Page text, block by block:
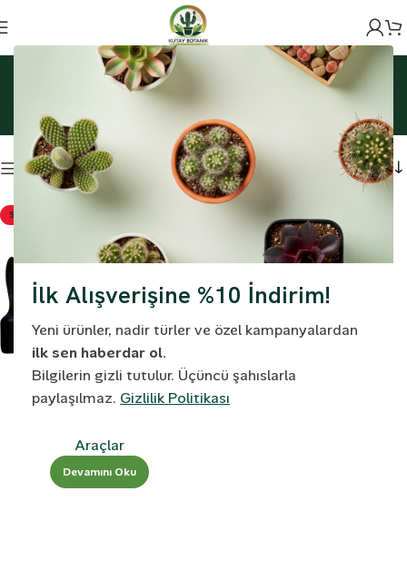
İlk Alışverişine %10 İndirim!
Yeni ürünler, nadir türler ve özel kampanyalardan
ilk sen haberdar ol.
Bilgilerin gizli tutulur. Üçüncü şahıslarla
paylaşılmaz. Gizlilik Politikası
Ürünler “Kaktüs Ekim Seti” olarak etiketlendi
Kaktüs Ekim Seti
Filtreleme
SOLD OUT
Kaktüs Ekim Seti
Araçlar
Devamını Oku